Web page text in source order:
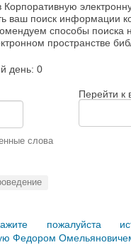
Корпоративную
ваш поиск информации
способы поиска
пространстве
день: 0
слова
Перейти к
Федором